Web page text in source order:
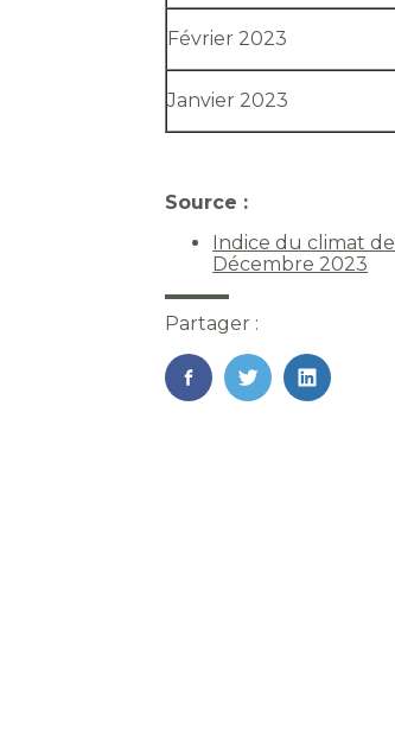
Février 2023
Janvier 2023
Source :
Indice du climat
Décembre 2023
Partager :
FaceBook
TwitterLinkedIn